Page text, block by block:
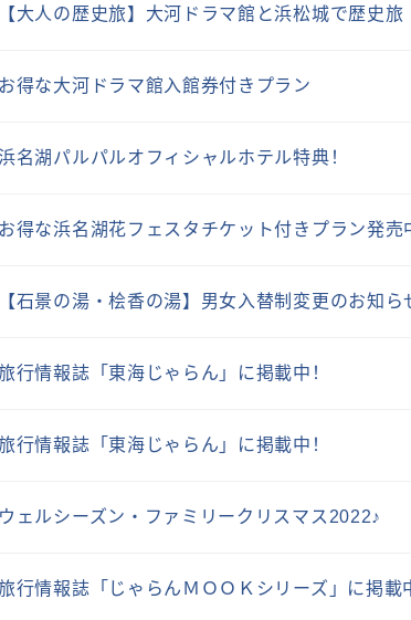
【大人の歴史旅】大河ドラマ館と浜松城で歴史旅
お得な大河ドラマ館入館券付きプラン
名湖パルパルオフィシャルホテル特典！
お得な浜名湖花フェスタチケット付きプラン発売
【石景の湯・桧香の湯】男女入替制変更のお知ら
行情報誌「東海じゃらん」に掲載中！
行情報誌「東海じゃらん」に掲載中！
ウェルシーズン・ファミリークリスマス2022♪
行情報誌「じゃらんＭＯＯＫシリーズ」に掲載